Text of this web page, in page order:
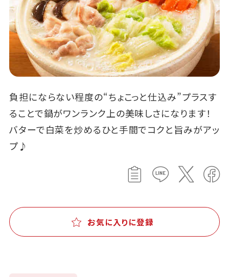
負担にならない程度の“ちょこっと仕込み”プラスす
ることで鍋がワンランク上の美味しさになります！
バターで白菜を炒めるひと手間でコクと旨みがアッ
プ♪
お気に入りに登録